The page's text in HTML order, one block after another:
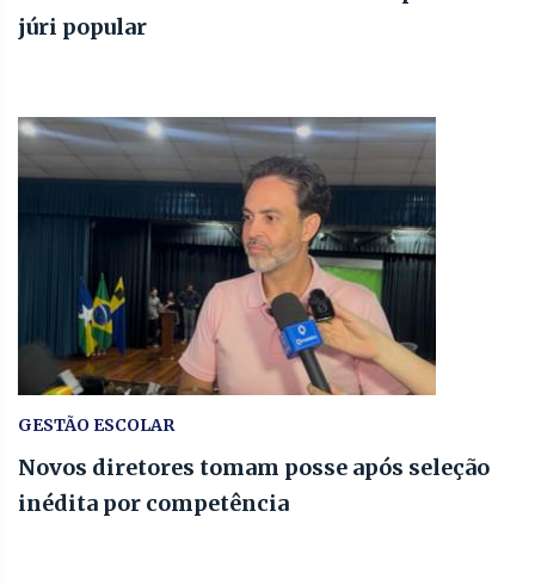
júri popular
GESTÃO ESCOLAR
Novos diretores tomam posse após seleção
inédita por competência